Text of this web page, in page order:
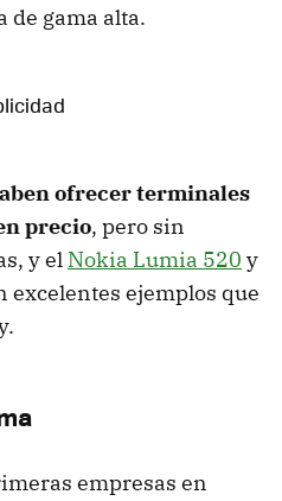
de gama alta.
ofrecer terminales
precio, pero sin
y el Nokia Lumia 520 y
excelentes ejemplos que
empresas en